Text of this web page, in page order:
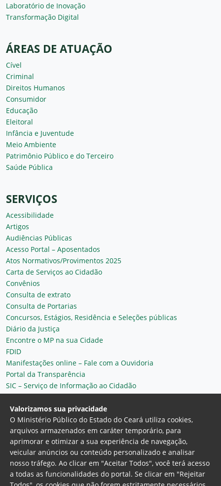
Laboratório de Inovação
Transformação Digital
ÁREAS DE ATUAÇÃO
Cível
Criminal
Direitos Humanos
Consumidor
Educação
Eleitoral
Infância e Juventude
Meio Ambiente
Patrimônio Público e do Terceiro
Saúde Pública
SERVIÇOS
Acessibilidade
Artigos
Audiências Públicas
Acesso Portal – Aposentados
Atos Normativos/Provimentos 2025
Carta de Serviços ao Cidadão
Convênios
Consulta de extrato
Consulta de Portarias
Concursos, Estágios, Residência e Seleções públicas
Diário da Justiça
Encontre o MP na sua Cidade
FDID
Manifestações online – Fale com a Ouvidoria
Portal da Transparência
SIC – Serviço de Informação ao Cidadão
Plantão MP do Ceará
Secretaria Geral
Valorizamos sua privacidade
O Ministério Público do Estado do Ceará utiliza cookies,
arquivos armazenados em caráter temporário, para
aprimorar e otimizar a sua experiência de navegação,
veicular anúncios ou conteúdo personalizado e analisar
nosso tráfego. Ao clicar em "Aceitar Todos", você terá acesso
a todas as funcionalidades do portal. Se clicar em "Rejeitar